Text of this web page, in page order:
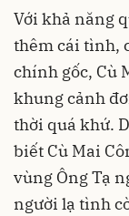
Với khả năng
thêm cái tình,
chính gốc, Cù
khung cảnh
thời quá khứ.
biết Cù Mai
vùng Ông Tạ
người lạ tình